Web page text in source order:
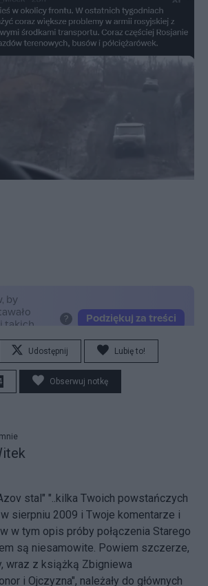
Udostępnij Lubię to!
Obserwuj notkę
stal" "..kilka Twoich powstańczych
sierpniu 2009 i Twoje komentarze i
w tym opis próby połączenia Starego
są niesamowite. Powiem szczerze,
wraz z książką Zbigniewa
i Ojczyzna", należały do głównych